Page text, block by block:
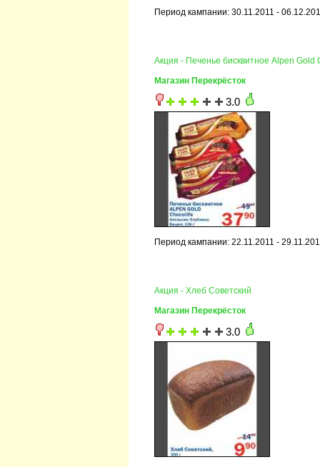
Период кампании: 30.11.2011 -
Акция - Печенье бисквитное Alpen Gold
Магазин Перекрёсток
3.0
Период кампании: 22.11.2011 -
Акция - Хлеб Советский
Магазин Перекрёсток
3.0